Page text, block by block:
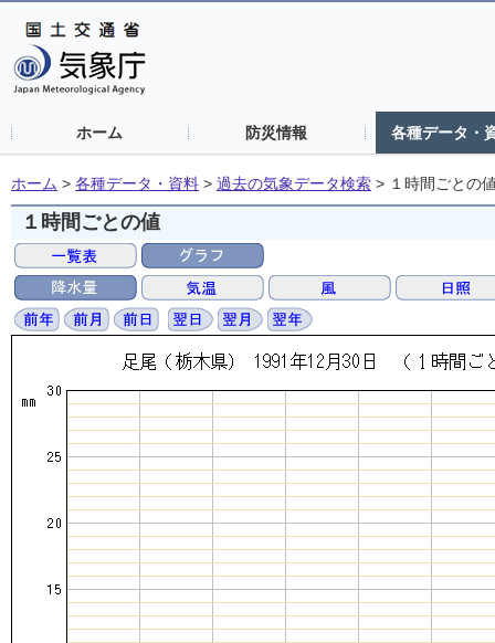
ホーム 防災情報 各種データ・
ホーム > 各種データ・資料 > 過去の気象データ検索 > １時間ごとの
１時間ごとの値